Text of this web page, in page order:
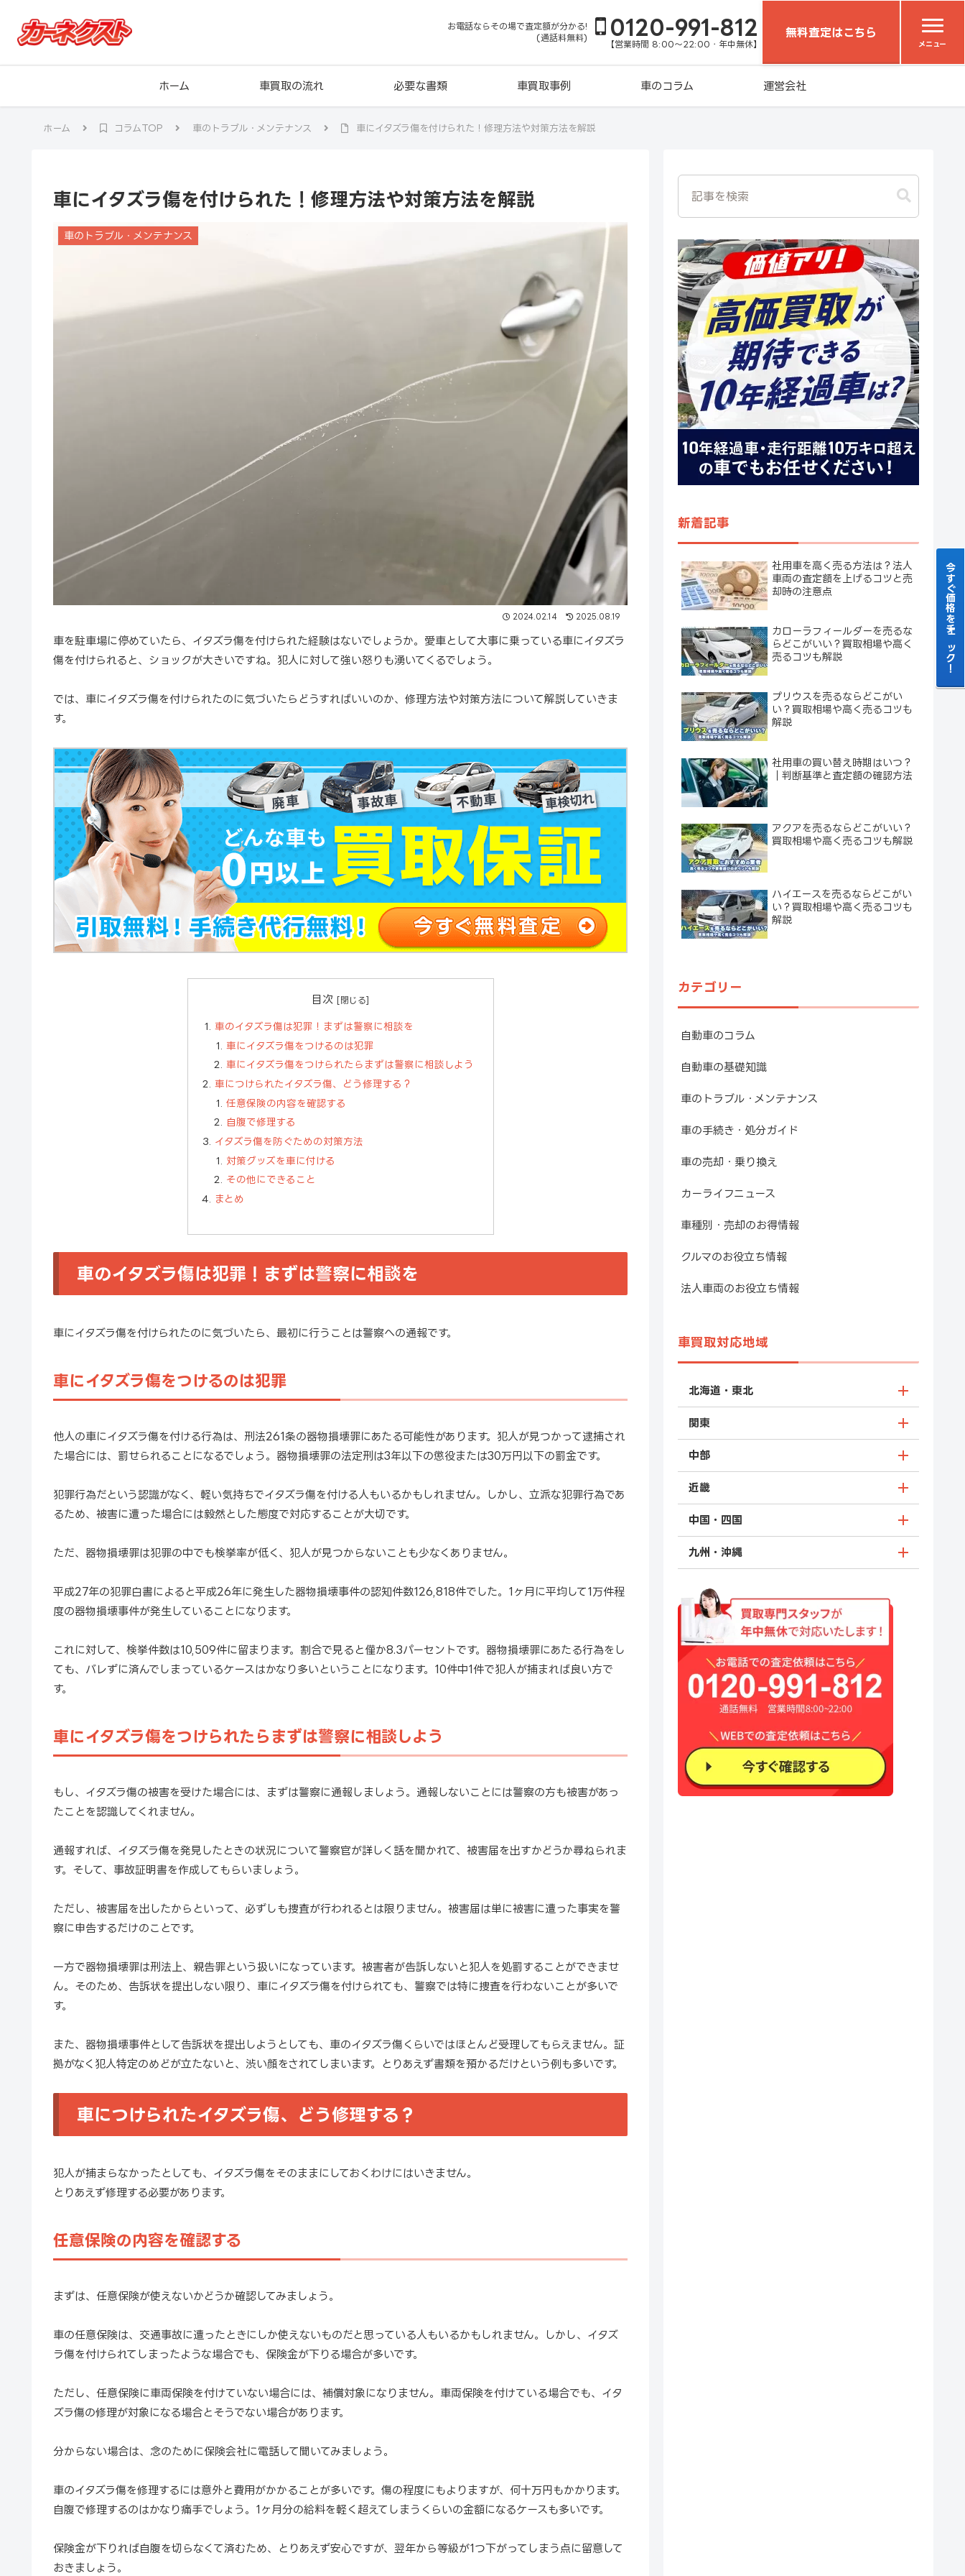
お電話ならその場で査定額が分かる!
(通話料無料)
0120-991-812
【営業時間 8:00～22:00・年中無休】
無料査定はこちら
メニュー
ホーム 車買取の流れ 必要な書類 車買取事例 車のコラム 運営会社
ホーム コラムTOP 車のトラブル・メンテナンス 車にイタズラ傷を付けられた！修理方法や対策方法を解説
車にイタズラ傷を付けられた！修理方法や対策方法を解説
車のトラブル・メンテナンス
2024.02.14 2025.08.19
車を駐車場に停めていたら、イタズラ傷を付けられた経験はないでしょうか。愛車として大事に乗っている車にイタズラ
傷を付けられると、ショックが大きいですね。犯人に対して強い怒りも湧いてくるでしょう。
では、車にイタズラ傷を付けられたのに気づいたらどうすればいいのか、修理方法や対策方法について解説していきま
す。
目次
車のイタズラ傷は犯罪！まずは警察に相談を
車にイタズラ傷をつけるのは犯罪
車にイタズラ傷をつけられたらまずは警察に相談しよう
車につけられたイタズラ傷、どう修理する？
任意保険の内容を確認する
自腹で修理する
イタズラ傷を防ぐための対策方法
対策グッズを車に付ける
その他にできること
まとめ
車のイタズラ傷は犯罪！まずは警察に相談を
車にイタズラ傷を付けられたのに気づいたら、最初に行うことは警察への通報です。
車にイタズラ傷をつけるのは犯罪
他人の車にイタズラ傷を付ける行為は、刑法261条の器物損壊罪にあたる可能性があります。犯人が見つかって逮捕され
た場合には、罰せられることになるでしょう。器物損壊罪の法定刑は3年以下の懲役または30万円以下の罰金です。
犯罪行為だという認識がなく、軽い気持ちでイタズラ傷を付ける人もいるかもしれません。しかし、立派な犯罪行為であ
るため、被害に遭った場合には毅然とした態度で対応することが大切です。
ただ、器物損壊罪は犯罪の中でも検挙率が低く、犯人が見つからないことも少なくありません。
平成27年の犯罪白書によると平成26年に発生した器物損壊事件の認知件数126,818件でした。1ヶ月に平均して1万件程
度の器物損壊事件が発生していることになります。
これに対して、検挙件数は10,509件に留まります。割合で見ると僅か8.3パーセントです。器物損壊罪にあたる行為をし
ても、バレずに済んでしまっているケースはかなり多いということになります。10件中1件で犯人が捕まれば良い方で
す。
車にイタズラ傷をつけられたらまずは警察に相談しよう
もし、イタズラ傷の被害を受けた場合には、まずは警察に通報しましょう。通報しないことには警察の方も被害があっ
たことを認識してくれません。
通報すれば、イタズラ傷を発見したときの状況について警察官が詳しく話を聞かれて、被害届を出すかどうか尋ねられま
す。そして、事故証明書を作成してもらいましょう。
ただし、被害届を出したからといって、必ずしも捜査が行われるとは限りません。被害届は単に被害に遭った事実を警
察に申告するだけのことです。
一方で器物損壊罪は刑法上、親告罪という扱いになっています。被害者が告訴しないと犯人を処罰することができませ
ん。そのため、告訴状を提出しない限り、車にイタズラ傷を付けられても、警察では特に捜査を行わないことが多いで
す。
また、器物損壊事件として告訴状を提出しようとしても、車のイタズラ傷くらいではほとんど受理してもらえません。証
拠がなく犯人特定のめどが立たないと、渋い顔をされてしまいます。とりあえず書類を預かるだけという例も多いです。
車につけられたイタズラ傷、どう修理する？
犯人が捕まらなかったとしても、イタズラ傷をそのままにしておくわけにはいきません。
とりあえず修理する必要があります。
任意保険の内容を確認する
まずは、任意保険が使えないかどうか確認してみましょう。
車の任意保険は、交通事故に遭ったときにしか使えないものだと思っている人もいるかもしれません。しかし、イタズ
ラ傷を付けられてしまったような場合でも、保険金が下りる場合が多いです。
ただし、任意保険に車両保険を付けていない場合には、補償対象になりません。車両保険を付けている場合でも、イタ
ズラ傷の修理が対象になる場合とそうでない場合があります。
分からない場合は、念のために保険会社に電話して聞いてみましょう。
車のイタズラ傷を修理するには意外と費用がかかることが多いです。傷の程度にもよりますが、何十万円もかかります。
自腹で修理するのはかなり痛手でしょう。1ヶ月分の給料を軽く超えてしまうくらいの金額になるケースも多いです。
保険金が下りれば自腹を切らなくて済むため、とりあえず安心ですが、翌年から等級が1つ下がってしまう点に留意して
おきましょう。
新着記事
社用車を高く売る方法は？法人
車両の査定額を上げるコツと売
却時の注意点
カローラフィールダーを売るな
らどこがいい？買取相場や高く
売るコツも解説
プリウスを売るならどこがい
い？買取相場や高く売るコツも
解説
社用車の買い替え時期はいつ？
｜判断基準と査定額の確認方法
アクアを売るならどこがいい？
買取相場や高く売るコツも解説
ハイエースを売るならどこがい
い？買取相場や高く売るコツも
解説
カテゴリー
自動車のコラム
自動車の基礎知識
車のトラブル・メンテナンス
車の手続き・処分ガイド
車の売却・乗り換え
カーライフニュース
車種別・売却のお得情報
クルマのお役立ち情報
法人車両のお役立ち情報
車買取対応地域
北海道・東北
関東
中部
近畿
中国・四国
九州・沖縄
今すぐ価格をチェック！